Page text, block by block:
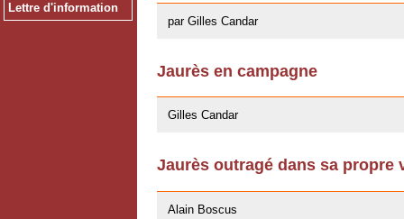
Lettre d'information
par Gilles Candar
Jaurès en campagne
Gilles Candar
Jaurès outragé dans sa propre
Alain Boscus